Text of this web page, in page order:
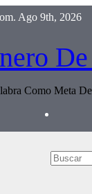
Ago 9th, 2026
Como Meta